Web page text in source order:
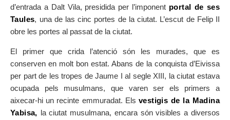
d’entrada a Dalt Vila, presidida per l’imponent portal de ses
Taules, una de las cinc portes de la ciutat. L’escut de Felip II
obre les portes al passat de la ciutat.
El primer que crida l’atenció són les murades, que es
conserven en molt bon estat. Abans de la conquista d’Eivissa
per part de les tropes de Jaume I al segle XIII, la ciutat estava
ocupada pels musulmans, que varen ser els primers a
aixecar-hi un recinte emmuradat. Els vestigis de la Madina
Yabisa, la ciutat musulmana, encara són visibles a diversos